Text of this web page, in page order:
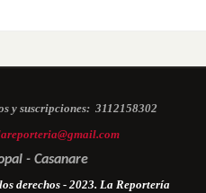
y suscripciones: 3112158302
- Casanare
derechos - 2023. La Reportería